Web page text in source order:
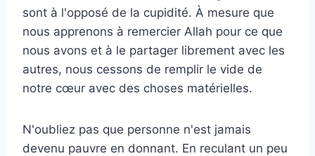
sont à l'opposé de la cupidité. À mesure que
nous apprenons à remercier Allah pour ce que
nous avons et à le partager librement avec les
autres, nous cessons de remplir le vide de
notre cœur avec des choses matérielles.
N'oubliez pas que personne n'est jamais
devenu pauvre en donnant. En reculant un peu